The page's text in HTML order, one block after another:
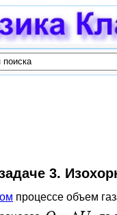
3.
процессе объем